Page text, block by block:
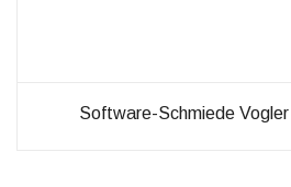
Software-Schmiede Vogler